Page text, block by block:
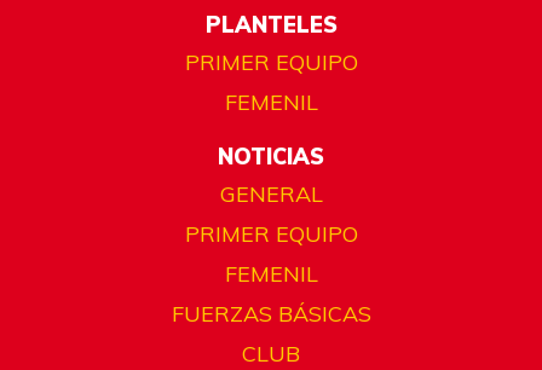
PLANTELES
PRIMER EQUIPO
FEMENIL
NOTICIAS
GENERAL
PRIMER EQUIPO
FEMENIL
FUERZAS BÁSICAS
CLUB